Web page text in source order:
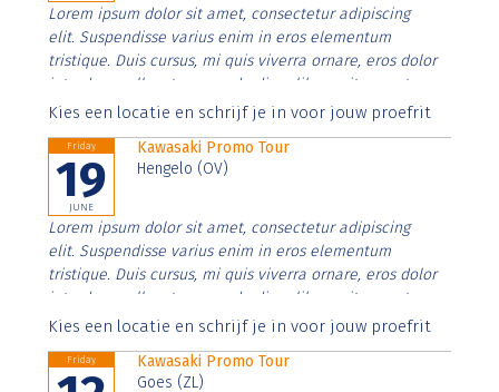
Lorem ipsum dolor sit amet, consectetur adipiscing
elit. Suspendisse varius enim in eros elementum
tristique. Duis cursus, mi quis viverra ornare, eros dolor
interdum nulla, ut commodo diam libero vitae erat.
Aenean faucibus nibh et justo cursus id rutrum lorem
Kies een locatie en schrijf je in voor jouw proefrit
Friday
19
JUNE
Kawasaki Promo Tour
Hengelo (OV)
Lorem ipsum dolor sit amet, consectetur adipiscing
elit. Suspendisse varius enim in eros elementum
tristique. Duis cursus, mi quis viverra ornare, eros dolor
interdum nulla, ut commodo diam libero vitae erat.
Aenean faucibus nibh et justo cursus id rutrum lorem
Kies een locatie en schrijf je in voor jouw proefrit
Friday
Kawasaki Promo Tour
Goes (ZL)